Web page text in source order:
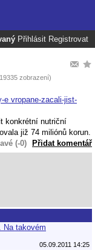
Přihlásit Registrovat
zobrazení)
e vropane-zacali-jist-
konkrétní nutriční
již 74 miliónů korun.
(-0) Přidat komentář
Na takovém
05.09.2011 14:25